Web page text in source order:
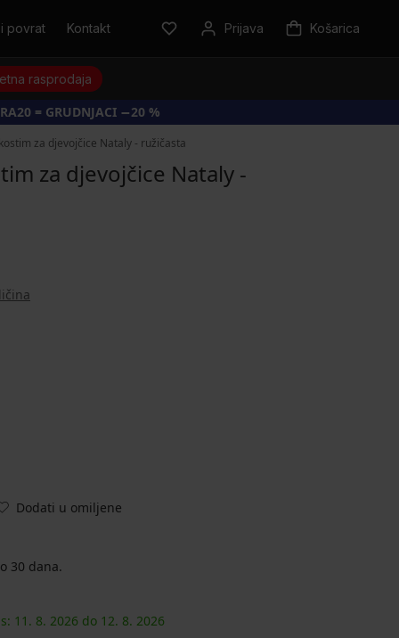
povrat Kontakt Prijava Košarica
rasprodaja
= GRUDNJACI −20 %
za djevojčice Nataly - ružičasta
za djevojčice Nataly -
Dodati u omiljene
30 dana.
11. 8. 2026 do 12. 8. 2026